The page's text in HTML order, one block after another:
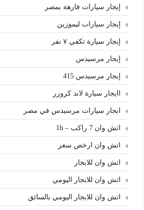
إيجار سيارات فارهة بمصر
إيجار سيارات ليموزين
إيجار سيارة تكفي ٧ نفر
إيجار مرسيدس
إيجار مرسيدس 415
اايجار سيارة لاند كروزر
ابجار سيارات مرسيدس في مصر
اتش وان 7 راكب – 1h
اتش وان ارخص سعر
اتش وان للايجار
اتش وان للايجار اليومي
اتش وان للايجار اليومي بالسائق